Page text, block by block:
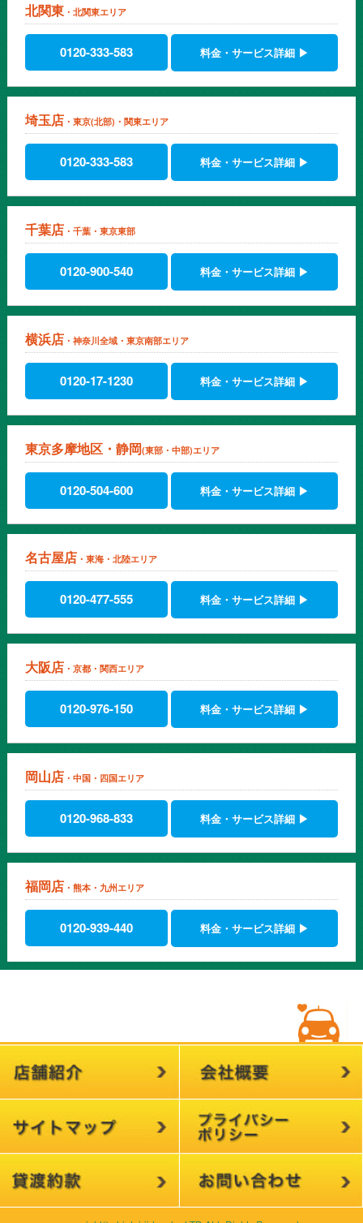
北関東 ・北関東エリア
0120-333-583 料金・サービス詳細 ▶
埼玉店 ・東京(北部)・関東エリア
0120-333-583 料金・サービス詳細 ▶
千葉店 ・千葉・東京東部
0120-900-540 料金・サービス詳細 ▶
横浜店 ・神奈川全域・東京南部エリア
0120-17-1230 料金・サービス詳細 ▶
東京多摩地区・静岡(東部・中部)エリア
0120-504-600 料金・サービス詳細 ▶
名古屋店 ・東海・北陸エリア
0120-477-555 料金・サービス詳細 ▶
大阪店 ・京都・関西エリア
0120-976-150 料金・サービス詳細 ▶
岡山店 ・中国・四国エリア
0120-968-833 料金・サービス詳細 ▶
福岡店 ・熊本・九州エリア
0120-939-440 料金・サービス詳細 ▶